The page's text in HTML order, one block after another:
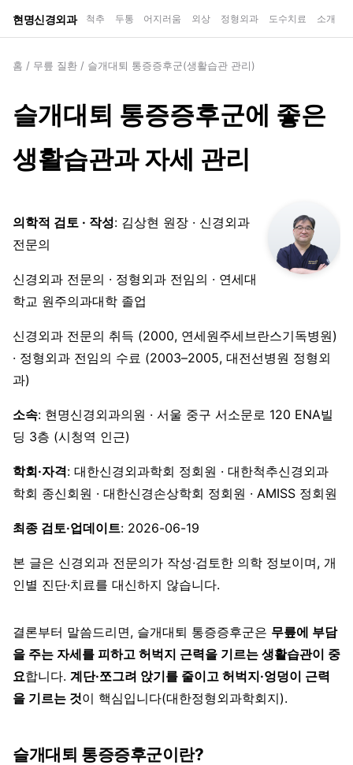
현명신경외과 척추 두통 어지러움 외상 정형외과 도수치료 소개
홈 / 무릎 질환 / 슬개대퇴 통증증후군(생활습관 관리)
슬개대퇴 통증증후군에 좋은
생활습관과 자세 관리
의학적 검토 · 작성: 김상현 원장 · 신경외과
전문의
신경외과 전문의 · 정형외과 전임의 · 연세대
학교 원주의과대학 졸업
신경외과 전문의 취득 (2000, 연세원주세브란스기독병원)
· 정형외과 전임의 수료 (2003–2005, 대전선병원 정형외
과)
소속: 현명신경외과의원 · 서울 중구 서소문로 120 ENA빌
딩 3층 (시청역 인근)
학회·자격: 대한신경외과학회 정회원 · 대한척추신경외과
학회 종신회원 · 대한신경손상학회 정회원 · AMISS 정회원
최종 검토·업데이트: 2026-06-19
본 글은 신경외과 전문의가 작성·검토한 의학 정보이며, 개
인별 진단·치료를 대신하지 않습니다.
결론부터 말씀드리면, 슬개대퇴 통증증후군은 무릎에 부담
을 주는 자세를 피하고 허벅지 근력을 기르는 생활습관이 중
요합니다. 계단·쪼그려 앉기를 줄이고 허벅지·엉덩이 근력
을 기르는 것이 핵심입니다(대한정형외과학회지).
슬개대퇴 통증증후군이란?